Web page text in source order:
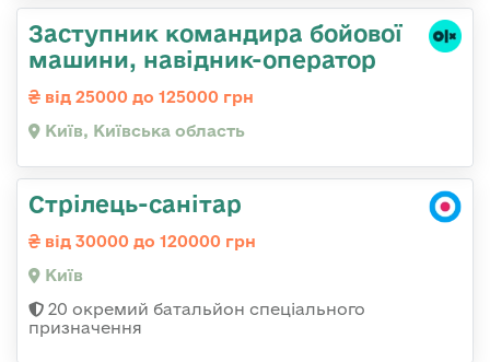
Заступник командиpа бойової
машини, навідник-оператор
від 25000 до 125000 грн
Київ, Київська область
Стрілець-санітар
від 30000 до 120000 грн
Київ
20 окремий батальйон спеціального
призначення